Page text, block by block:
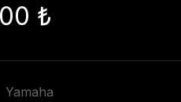
₺
Yamaha